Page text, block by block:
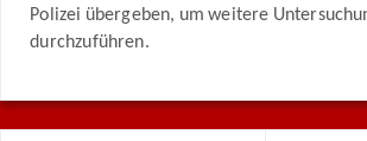
Polizei übergeben, um weitere
durchzuführen.